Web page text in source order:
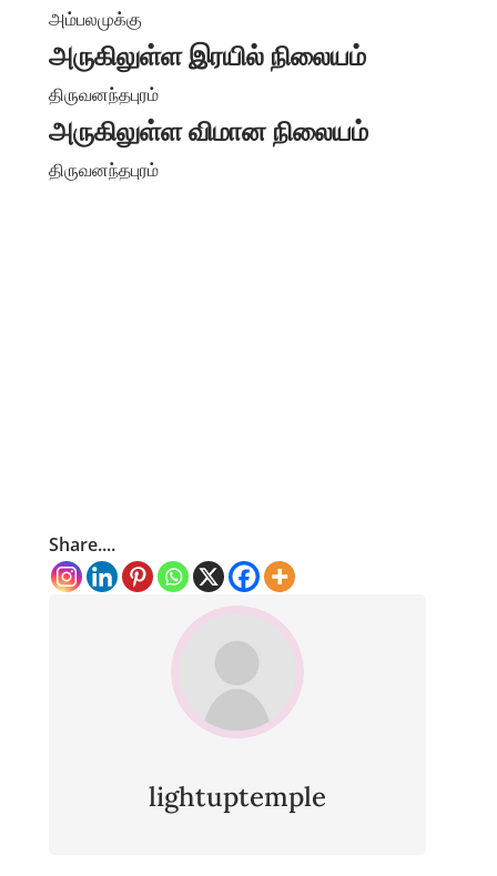
அம்பலமுக்கு
அருகிலுள்ள இரயில் நிலையம்
திருவனந்தபுரம்
அருகிலுள்ள விமான நிலையம்
திருவனந்தபுரம்
Share....
lightuptemple